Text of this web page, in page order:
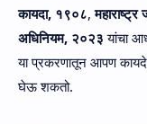
कायदा, १९०८,
अधिनियम, २०२३ यांचा
या प्रकरणातून आपण
घेऊ शकतो.